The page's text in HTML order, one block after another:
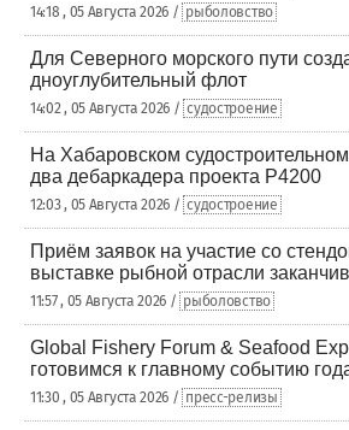
14:18 , 05 Августа 2026 / рыболовство
Для Северного морского пути
дноуглубительный флот
14:02 , 05 Августа 2026 / судостроение
На Хабаровском
два дебаркадера проекта Р4200
12:03 , 05 Августа 2026 / судостроение
Приём заявок на участие со
выставке рыбной отрасли
11:57 , 05 Августа 2026 / рыболовство
Global Fishery Forum & Seafood
готовимся к главному событию
11:30 , 05 Августа 2026 / пресс-релизы